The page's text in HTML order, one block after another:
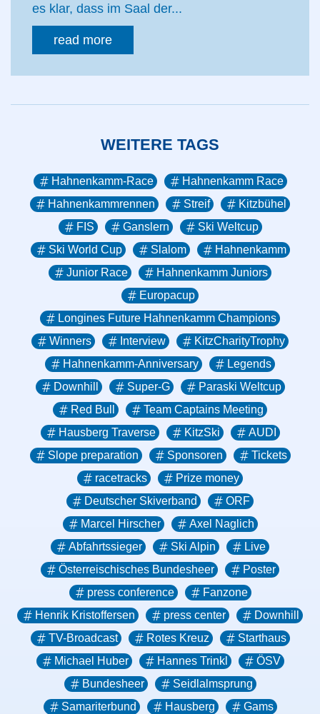
es klar, dass im Saal der...
read more
WEITERE TAGS
Hahnenkamm-Race
Hahnenkamm Race
Hahnenkammrennen
Streif
Kitzbühel
FIS
Ganslern
Ski Weltcup
Ski World Cup
Slalom
Hahnenkamm
Junior Race
Hahnenkamm Juniors
Europacup
Longines Future Hahnenkamm Champions
Winners
Interview
KitzCharityTrophy
Hahnenkamm-Anniversary
Legends
Downhill
Super-G
Paraski Weltcup
Red Bull
Team Captains Meeting
Hausberg Traverse
KitzSki
AUDI
Slope preparation
Sponsoren
Tickets
racetracks
Prize money
Deutscher Skiverband
ORF
Marcel Hirscher
Axel Naglich
Abfahrtssieger
Ski Alpin
Live
Österreischisches Bundesheer
Poster
press conference
Fanzone
Henrik Kristoffersen
press center
Downhill
TV-Broadcast
Rotes Kreuz
Starthaus
Michael Huber
Hannes Trinkl
ÖSV
Bundesheer
Seidlalmsprung
Samariterbund
Hausberg Gams